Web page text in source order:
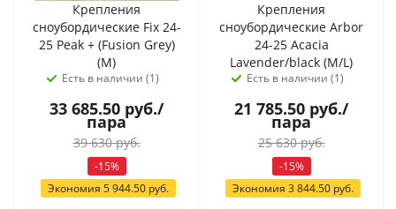
Крепления
сноубордические Fix 24-
25 Peak + (Fusion Grey)
(M)
Есть в наличии (1)
33 685.50 руб./
пара
39 630руб.
-15%
Экономия 5 944.50руб.
Крепления
сноубордические Arbor
24-25 Acacia
Lavender/black (M/L)
Есть в наличии (1)
21 785.50 руб./
пара
25 630руб.
-15%
Экономия 3 844.50руб.